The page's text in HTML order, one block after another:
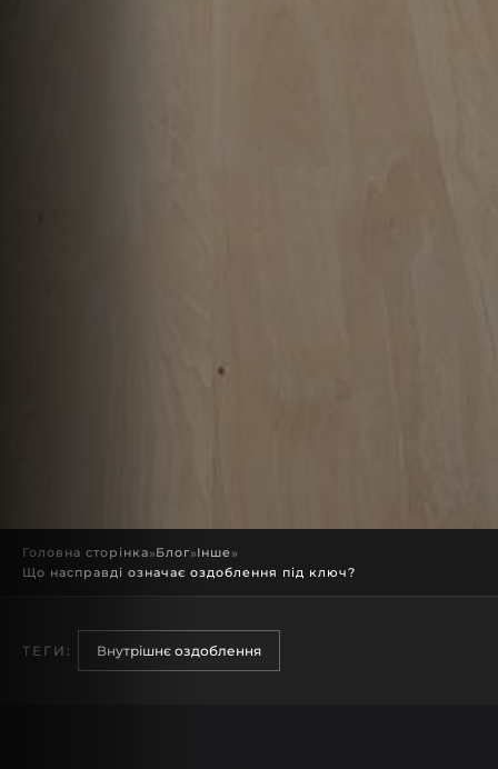
Головна сторінка»Блог»Інше»
Що насправді означає оздоблення під ключ?
ТЕГИ: Внутрішнє оздоблення